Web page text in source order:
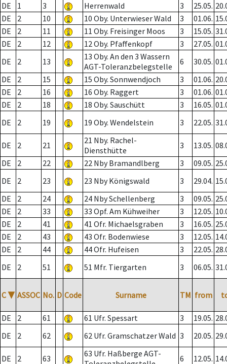
DE
1 3 Herrenwald 3 25.05.
DE
2 10 10 Oby. Unterwieser Wald 3 01.06.
DE
2 11 11 Oby. Freisinger Moos 3 15.05.
DE
2 12 12 Oby. Pfaffenkopf 3 27.05.
DE
2 13
13 Oby. An den 3 Wassern
AGT-Toleranzbelegstelle
6 30.05.
DE
2 15 15 Oby. Sonnwendjoch 3 01.06.
DE
2 16 16 Oby. Raggert 3 01.06.
DE
2 18 18 Oby. Sauschütt 3 16.05.
DE
2 19 19 Oby. Wendelstein 3 22.05.
DE 2 21
21 Nby. Rachel-
Diensthütte
3 13.05.
DE
2 22 22 Nby Bramandlberg 3 09.05.
DE
2 23 23 Nby Königswald 3 29.04.
DE
2 24 24 Nby Schellenberg 3 09.05.
DE
2 33 33 Opf. Am Kühweiher 3 12.05.
DE
2 41 41 Ofr. Michaelsgraben 3 16.05.
DE
2 43 43 Ofr. Bodenwiese 3 12.05.
DE
2 44 44 Ofr. Hufeisen 3 22.05.
DE
2 51 51 Mfr. Tiergarten 3 06.05.
C ▼ ASSOC No. D Code Surname TM from
DE 2 61 61 Ufr. Spessart 3 19.05.
DE
2 62 62 Ufr. Gramschatzer Wald 3 20.05.
DE 2 63
63 Ufr. Haßberge AGT-
6 12.05.